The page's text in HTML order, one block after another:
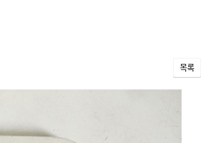
목록